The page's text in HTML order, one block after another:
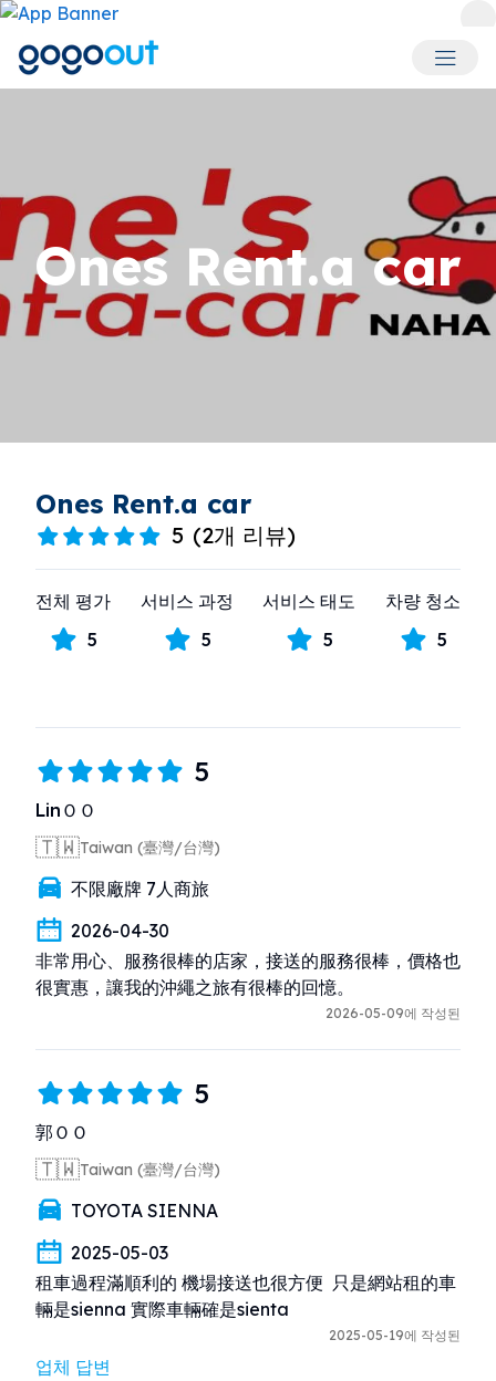
회원 메
Ones Rent.a car
Ones Rent.a car
5 (2개 리뷰)
전체 평가
5
서비스 과정
5
서비스 태도
5
차량 청소
5
5
LinＯＯ
🇹🇼Taiwan (臺灣/台灣)
不限廠牌 7人商旅
2026-04-30
非常用心、服務很棒的店家，接送的服務很棒，價格也
很實惠，讓我的沖繩之旅有很棒的回憶。
2026-05-09에 작성된
5
郭ＯＯ
🇹🇼Taiwan (臺灣/台灣)
TOYOTA SIENNA
2025-05-03
租車過程滿順利的 機場接送也很方便  只是網站租的車
輛是sienna 實際車輛確是sienta
2025-05-19에 작성된
업체 답변